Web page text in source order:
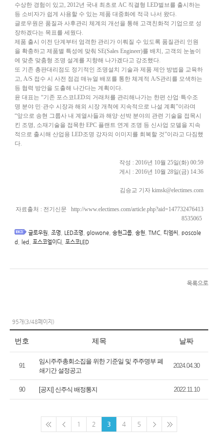
수상한 경험이 있고, 2012년 국내 최초로 AC 직결형 LED벌브를 출시하는
등 소비자가 쉽게 사용할 수 있는 제품 대중화에 적극 나서 왔다.
글로우원은 품질과 사후관리 체계의 개선을 통해 고객친화적 기업으로 성
장하겠다는 목표를 세웠다.
제품 출시 이전 단계부터 엄격한 관리가 이뤄질 수 있도록 품질관리 인원
을 확충하고 제품별 특성에 맞춰 SE(Sales Engineer)를 배치, 고객의 눈높이
에 맞춘 맞춤형 조명 설계를 지향해 나가겠다고 강조했다.
또 기존 총판대리점도 정기적인 조명설치 기술과 제품 제안 방법을 교육하
고, A/S 접수 시 사전 점검 매뉴얼 배포를 통한 체계적 A/S관리를 모색하는
등 협력 방안을 도출해 나간다는 계획이다.
윤 대표는 “기존 포스코LED의 거래처를 관리해나가는 한편 산업·특수조
명 분야 민·관수 시장과 해외 시장 개척에 지속적으로 나설 계획”이라며
“앞으로 송현 그룹사 내 계열사들과 해양·선박 분야의 관련 기술을 접목시
킨 조명, 소재기술을 접목한 EPC 플랜트 연계 조명 등 신사업 모델을 지속
적으로 출시해 산업용 LED조명 강자의 이미지를 회복할 것”이라고 다짐했
다.
작성 : 2016년 10월 25일(화) 00:59
게시 : 2016년 10월 28일(금) 14:36
김승교 기자 kimsk@electimes.com
자료출처 : 전기신문 http://www.electimes.com/article.php?aid=147732476413
8535065
글로우원 조명 LED조명 glowone 송현그룹 송현 TMC 티엠씨
poscole
d
led 포스코엘이디 포스코LED
목록으로
95개(3/48페이지)
번호 제목 날짜
91
임시주주총회소집을 위한 기준일 및 주주명부 폐
쇄기간 설정공고
2024.04.30
90 [공지] 신주식 배정통지 2022.11.10
1 2 3 4 5